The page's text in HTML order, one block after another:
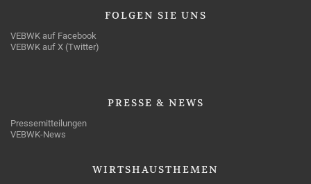
FOLGEN SIE UNS
VEBWK auf Facebook
VEBWK auf X (Twitter)
PRESSE & NEWS
Pressemitteilungen
VEBWK-News
WIRTSHAUSTHEMEN